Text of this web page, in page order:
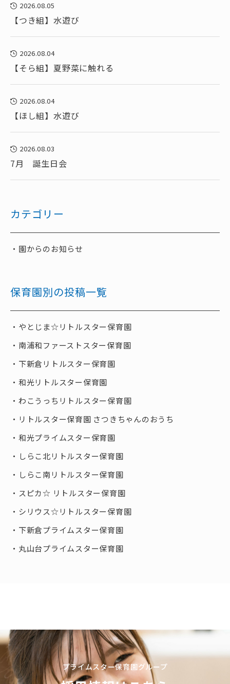
2026.08.05
【つき組】水遊び
2026.08.04
【そら組】夏野菜に触れる
2026.08.04
【ほし組】水遊び
2026.08.03
7月 誕生日会
カテゴリー
園からのお知らせ
保育園別の投稿一覧
やとじま☆リトルスター保育園
南浦和ファーストスター保育園
下新倉リトルスター保育園
和光リトルスター保育園
わこうっちリトルスター保育園
リトルスター保育園 さつきちゃんのおうち
和光プライムスター保育園
しらこ北リトルスター保育園
しらこ南リトルスター保育園
スピカ☆ リトルスター保育園
シリウス☆リトルスター保育園
下新倉プライムスター保育園
丸山台プライムスター保育園
プライムスター保育園グループ